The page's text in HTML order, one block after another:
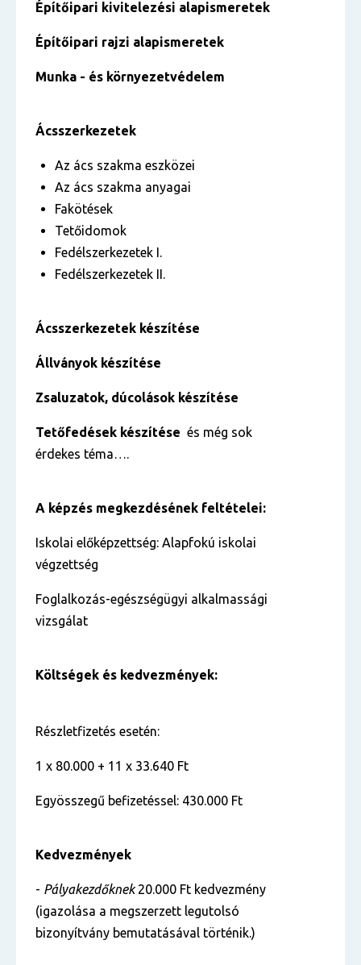
Építőipari kivitelezési alapismeretek
Építőipari rajzi alapismeretek
Munka - és környezetvédelem
Ácsszerkezetek
Az ács szakma eszközei
Az ács szakma anyagai
Fakötések
Tetőidomok
Fedélszerkezetek I.
Fedélszerkezetek II.
Ácsszerkezetek készítése
Állványok készítése
Zsaluzatok, dúcolások készítése
Tetőfedések készítése és még sok
érdekes téma….
A képzés megkezdésének feltételei:
Iskolai előképzettség: Alapfokú iskolai
végzettség
Foglalkozás-egészségügyi alkalmassági
vizsgálat
Költségek és kedvezmények:
Részletfizetés esetén:
1 x 80.000 + 11 x 33.640 Ft
Egyösszegű befizetéssel: 430.000 Ft
Kedvezmények
- Pályakezdőknek20.000 Ft kedvezmény
(igazolása a megszerzett legutolsó
bizonyítvány bemutatásával történik.)